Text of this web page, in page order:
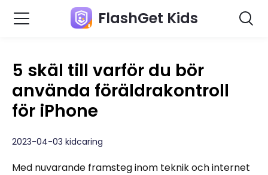
FlashGet Kids
5 skäl till varför du bör
använda föräldrakontroll
för iPhone
2023-04-03 kidcaring
Med nuvarande framsteg inom teknik och internet